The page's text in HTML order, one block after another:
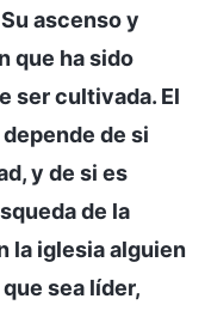
ascenso y
que ha sido
ser cultivada. El
de si
y de si es
de la
la iglesia alguien
sea líder,